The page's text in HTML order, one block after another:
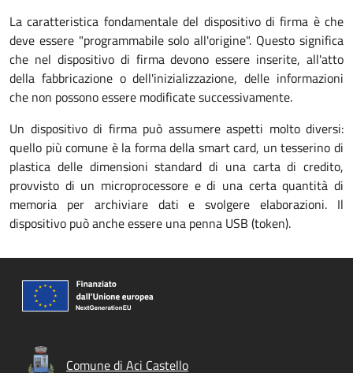
La caratteristica fondamentale del dispositivo di firma è che
deve essere "programmabile solo all'origine". Questo significa
che nel dispositivo di firma devono essere inserite, all'atto
della fabbricazione o dell'inizializzazione, delle informazioni
che non possono essere modificate successivamente.
Un dispositivo di firma può assumere aspetti molto diversi:
quello più comune è la forma della smart card, un tesserino di
plastica delle dimensioni standard di una carta di credito,
provvisto di un microprocessore e di una certa quantità di
memoria per archiviare dati e svolgere elaborazioni. Il
dispositivo può anche essere una penna USB (token).
Comune di Aci Castello